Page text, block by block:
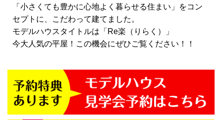
「小さくても豊かに心地よく暮らせる住まい」をコン
セプトに、こだわって建てました。
モデルハウスタイトルは「Re楽（りらく）」
今大人気の平屋！この機会にぜひご覧ください！！